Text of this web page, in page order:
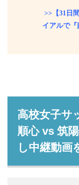
>>【31日
イアルで
高校女子サ
順心 vs 筑
し中継動画